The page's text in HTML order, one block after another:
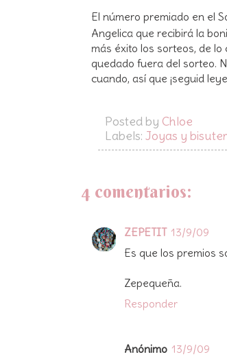
El número premiado en el
Angelica que recibirá la
más éxito los sorteos, de
quedado fuera del sorteo.
cuando, así que ¡seguid
Posted by Chloe
Labels: Joyas y
4 comentarios:
ZEPETIT 13/9/09
Es que los premios
Zepequeña.
Responder
Anónimo 13/9/09